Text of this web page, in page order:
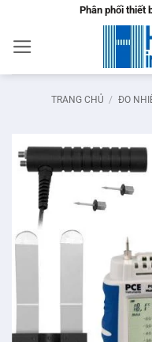
nội
dung
Phân phối thiết
TRANG CHỦ / ĐO